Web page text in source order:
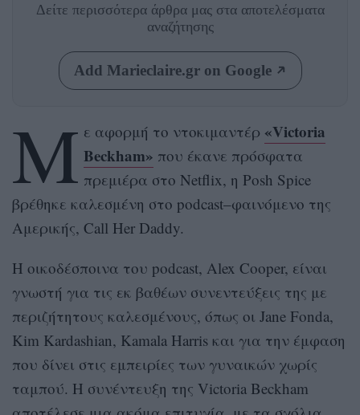
Δείτε περισσότερα άρθρα μας στα αποτελέσματα
αναζήτησης
Add Marieclaire.gr on Google
Μ ε αφορμή το ντοκιμαντέρ «Victoria
Beckham» που έκανε πρόσφατα
πρεμιέρα στο Netflix, η Posh Spice
βρέθηκε καλεσμένη στο podcast–φαινόμενο της
Αμερικής, Call Her Daddy.
Η οικοδέσποινα του podcast, Alex Cooper, είναι
γνωστή για τις εκ βαθέων συνεντεύξεις της με
περιζήτητους καλεσμένους, όπως οι Jane Fonda,
Kim Kardashian, Kamala Harris και για την έμφαση
που δίνει στις εμπειρίες των γυναικών χωρίς
ταμπού. Η συνέντευξη της Victoria Beckham